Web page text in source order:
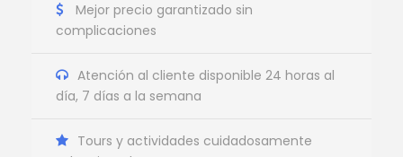
Mejor precio garantizado sin
complicaciones
Atención al cliente disponible 24 horas al
día, 7 días a la semana
Tours y actividades cuidadosamente